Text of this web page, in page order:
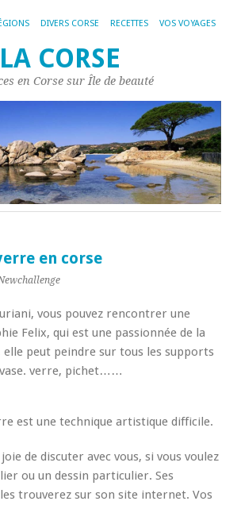
DIVERS CORSE RECETTES VOS VOYAGES
LA CORSE
en Corse sur Île de beauté
en corse
vous pouvez rencontrer une
Felix, qui est une passionnée de la
peut peindre sur tous les supports
verre, pichet……
est une technique artistique difficile.
de discuter avec vous, si vous voulez
ou un dessin particulier. Ses
trouverez sur son site internet. Vos